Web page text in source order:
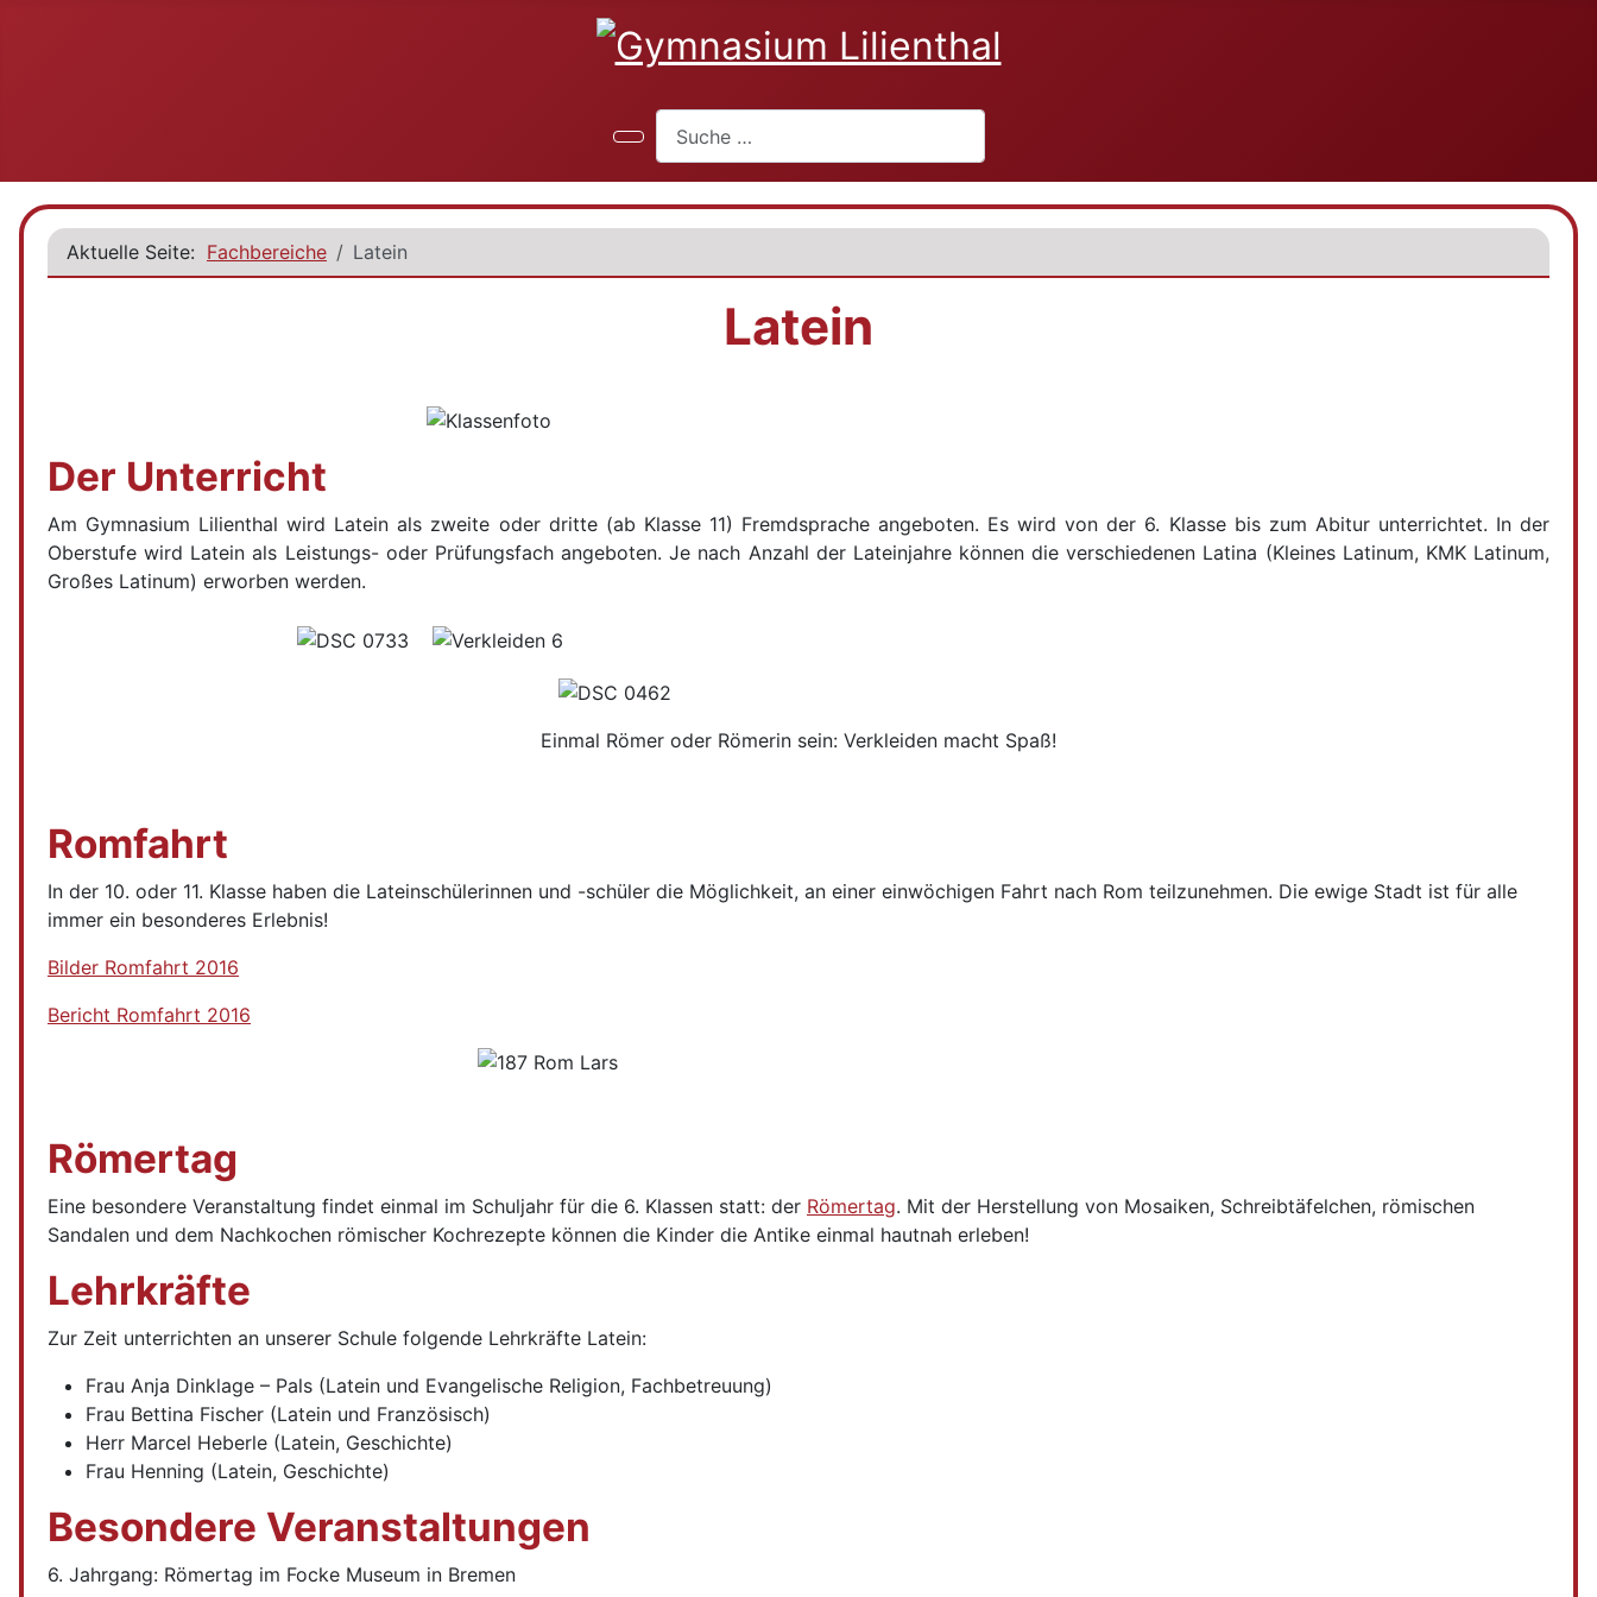
Aktuelle Seite: Fachbereiche Latein
Latein
Der Unterricht
Am Gymnasium Lilienthal wird Latein als zweite oder dritte (ab Klasse 11) Fremdsprache angeboten. Es wird von der 6. Klasse bis zum Abitur unterrichtet. In der
Oberstufe wird Latein als Leistungs- oder Prüfungsfach angeboten. Je nach Anzahl der Lateinjahre können die verschiedenen Latina (Kleines Latinum, KMK Latinum,
Großes Latinum) erworben werden.
Einmal Römer oder Römerin sein: Verkleiden macht Spaß!
Romfahrt
In der 10. oder 11. Klasse haben die Lateinschülerinnen und -schüler die Möglichkeit, an einer einwöchigen Fahrt nach Rom teilzunehmen. Die ewige Stadt ist für alle
immer ein besonderes Erlebnis!
Bilder Romfahrt 2016
Bericht Romfahrt 2016
Römertag
Eine besondere Veranstaltung findet einmal im Schuljahr für die 6. Klassen statt: der Römertag. Mit der Herstellung von Mosaiken, Schreibtäfelchen, römischen
Sandalen und dem Nachkochen römischer Kochrezepte können die Kinder die Antike einmal hautnah erleben!
Lehrkräfte
Zur Zeit unterrichten an unserer Schule folgende Lehrkräfte Latein:
Frau Anja Dinklage – Pals (Latein und Evangelische Religion, Fachbetreuung)
Frau Bettina Fischer (Latein und Französisch)
Herr Marcel Heberle (Latein, Geschichte)
Frau Henning (Latein, Geschichte)
Besondere Veranstaltungen
6. Jahrgang: Römertag im Focke Museum in Bremen